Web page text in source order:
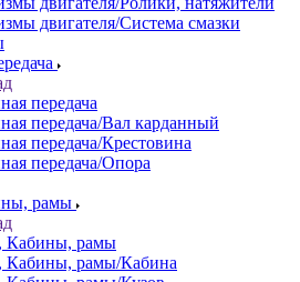
двигателя/Система смазки
передача
передача/Вал карданный
передача/Крестовина
передача/Опора
рамы
Кабины, рамы
Кабины, рамы/Кабина